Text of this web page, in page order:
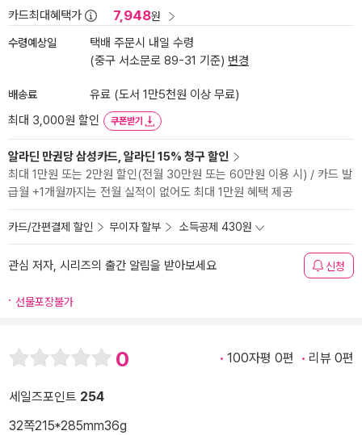
카드최대혜택가 7,948원
수령예상일
택배 주문시 내일 수령
(중구 서소문로 89-31 기준) 변경
배송료
유료 (도서 1만5천원 이상 무료)
최대 3,000원 할인
쿠폰받기
알라딘 만권당 삼성카드, 알라딘 15% 청구 할인
최대 1만원 또는 2만원 할인(전월 30만원 또는 60만원 이용 시) / 카드 발
급월 +1개월까지는 전월 실적이 없어도 최대 1만원 혜택 제공
카드/간편결제 할인 무이자 할부 소득공제 430원
관심 저자, 시리즈의 출간 알림을 받아보세요 신청
선물포장불가
0 100자평 0편 리뷰 0편
세일즈포인트 254
32쪽215*285mm36g